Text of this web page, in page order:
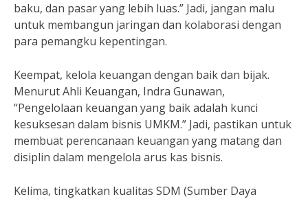
baku, dan pasar yang lebih luas.” Jadi, jangan malu
untuk membangun jaringan dan kolaborasi dengan
para pemangku kepentingan.
Keempat, kelola keuangan dengan baik dan bijak.
Menurut Ahli Keuangan, Indra Gunawan,
“Pengelolaan keuangan yang baik adalah kunci
kesuksesan dalam bisnis UMKM.” Jadi, pastikan untuk
membuat perencanaan keuangan yang matang dan
disiplin dalam mengelola arus kas bisnis.
Kelima, tingkatkan kualitas SDM (Sumber Daya